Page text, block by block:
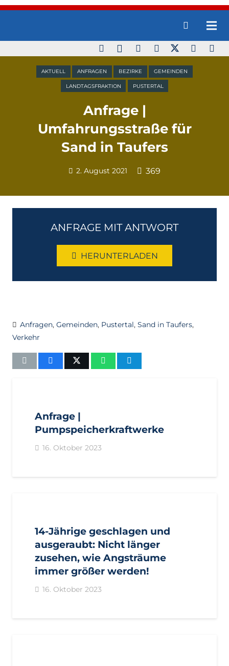
AKTUELL ANFRAGEN BEZIRKE GEMEINDEN
LANDTAGSFRAKTION PUSTERTAL
Anfrage |
Umfahrungsstraße für
Sand in Taufers
2. August 2021 369
ANFRAGE MIT ANTWORT
HERUNTERLADEN
Anfragen, Gemeinden, Pustertal, Sand in Taufers,
Verkehr
Anfrage |
Pumpspeicherkraftwerke
16. Oktober 2023
14-Jährige geschlagen und
ausgeraubt: Nicht länger
zusehen, wie Angsträume
immer größer werden!
16. Oktober 2023